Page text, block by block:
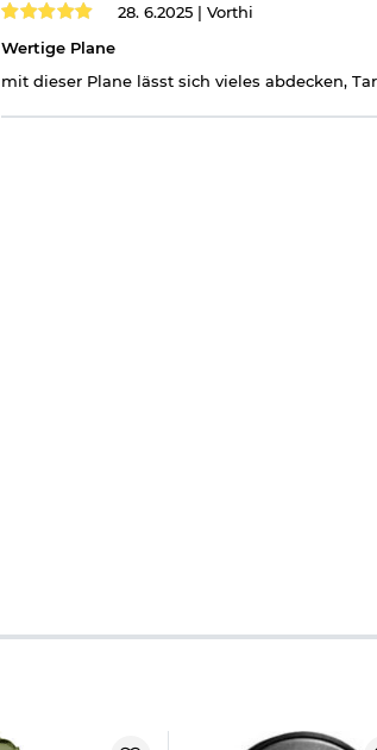
28. 6.2025 | Vorthi
Wertige Plane
mit dieser Plane lässt sich vieles abdecken,